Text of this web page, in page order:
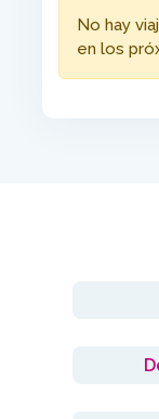
No hay
en los